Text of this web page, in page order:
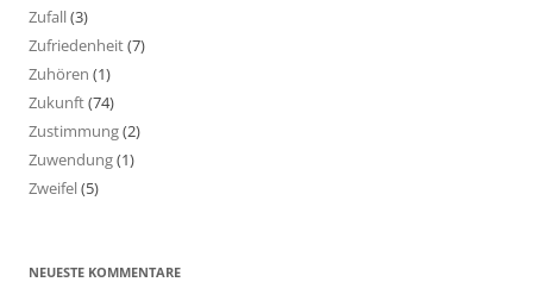
Zufall(3)
Zufriedenheit(7)
Zuhören (1)
Zukunft(74)
Zustimmung(2)
Zuwendung(1)
Zweifel(5)
NEUESTE KOMMENTARE